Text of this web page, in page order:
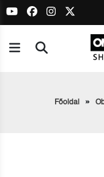
Főoldal